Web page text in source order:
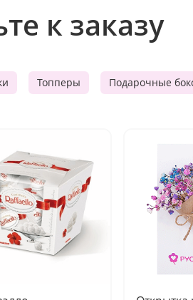
к заказу
Топперы Подарочные